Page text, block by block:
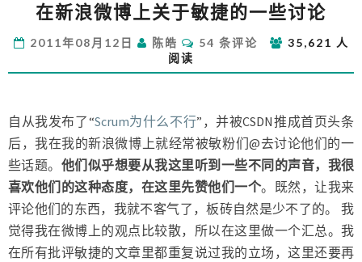
新
微
博
于
敏
捷
的
一
些
讨
论
在新浪微博上关于敏捷的一些讨论
2011年08月12日 陈皓
评
论
54 条评论
35,621 人
阅读
自从我发布了“Scrum为什么不行”，并被CSDN推成首页头条
后，我在我的新浪微博上就经常被敏粉们@去讨论他们的一
些话题。 他们似乎想要从我这里听到一些不同的声音，我很
喜欢他们的这种态度，在这里先赞他们一个。既然，让我来
评论他们的东西，我就不客气了，板砖自然是少不了的。 我
觉得我在微博上的观点比较散，所以在这里做一个汇总。我
在所有批评敏捷的文章里都重复说过我的立场，这里还要再